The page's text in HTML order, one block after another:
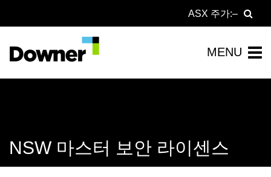
ASX 주가:
NSW 마스터 보안 라이센스